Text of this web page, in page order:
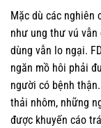
Mặc dù các nghiên
như ung thư vú
dùng vẫn lo ngại.
ngăn mồ hôi phải
người có bệnh
thải nhôm, những
được khuyến cáo